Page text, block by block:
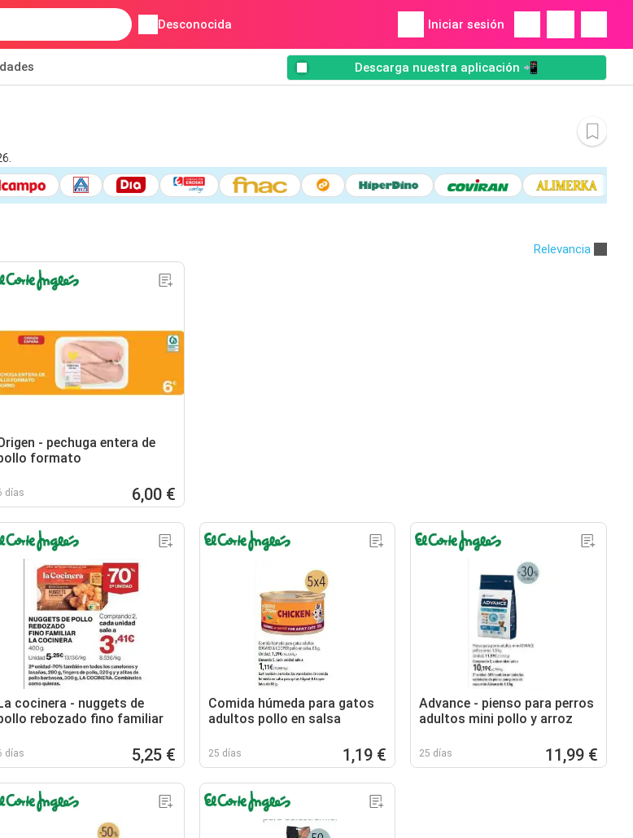
Desconocida Iniciar sesión
Descarga nuestra aplicación 📲
Relevancia
- pechuga entera de
formato
días 6,00 €
cocinera - nuggets de
rebozado fino familiar
días 5,25 €
Comida húmeda para gatos
adultos pollo en salsa
25 días 1,19 €
Advance - pienso para perros
adultos mini pollo y arroz
25 días 11,99 €